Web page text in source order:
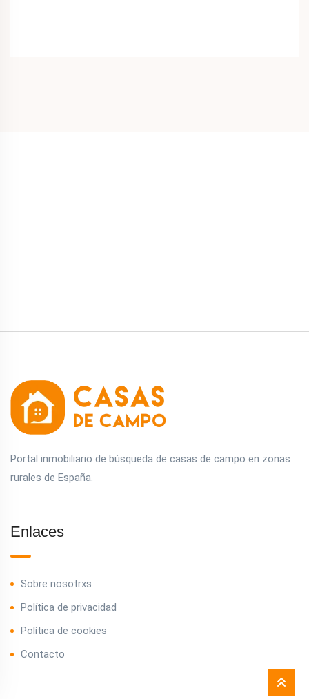
Portal inmobiliario de búsqueda de casas de campo en zonas
rurales de España.
Enlaces
Sobre nosotrxs
Política de privacidad
Política de cookies
Contacto